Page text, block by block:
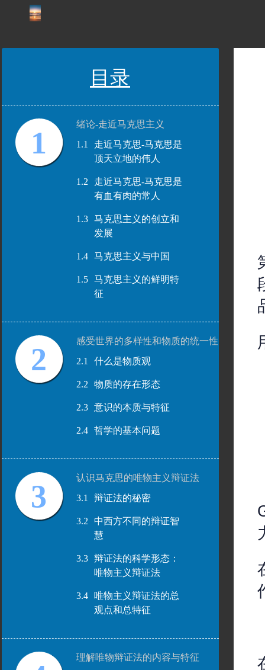
目录
1
绪论-走近马克思主义
1.1
走近马克思-马克思是
顶天立地的伟人
1.2
走近马克思-马克思是
有血有肉的常人
1.3
马克思主义的创立和
发展
1.4 马克思主义与中国
1.5
马克思主义的鲜明特
征
2
感受世界的多样性和物质的统一性
2.1
什么是物质观
2.2 物质的存在形态
2.3 意识的本质与特征
2.4 哲学的基本问题
3
认识马克思的唯物主义辩证法
3.1
辩证法的秘密
3.2
中西方不同的辩证智
慧
3.3
辩证法的科学形态：
唯物主义辩证法
3.4
唯物主义辩证法的总
观点和总特征
理解唯物辩证法的内容与特征